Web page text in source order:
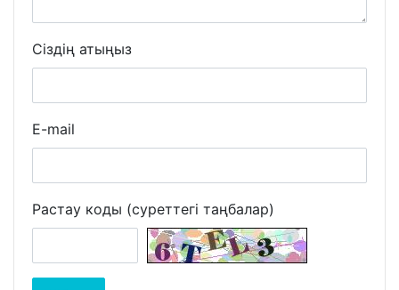
Сіздің атыңыз
E-mail
Растау коды (суреттегі таңбалар)